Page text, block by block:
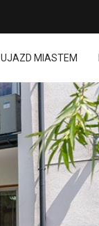
UJAZD MIASTEM